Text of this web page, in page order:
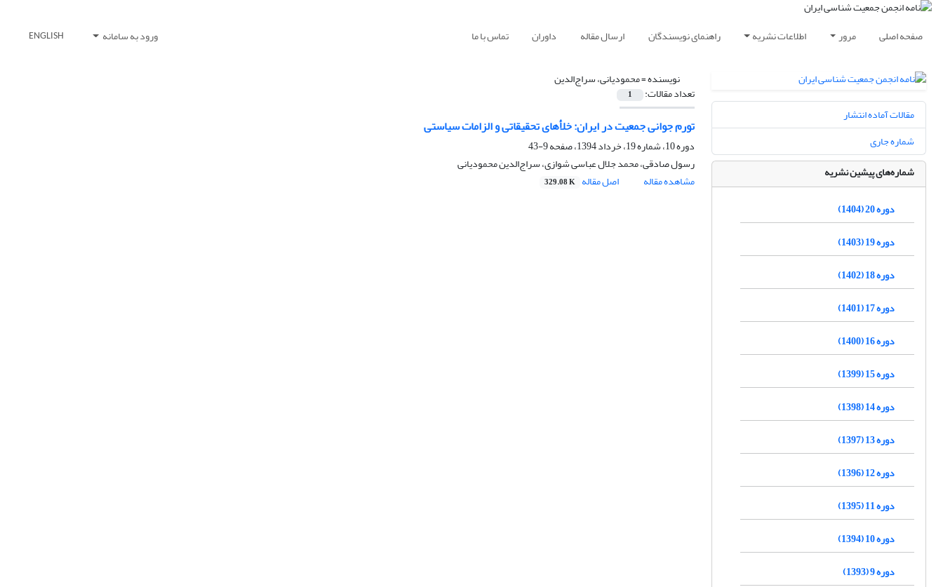
صفحه اصلی مرور اطلاعات نشریه راهنمای نویسندگان ارسال مقاله داوران تماس با ما ورود به سامانه ENGLISH
نویسنده =محمودیانی، سراج‌الدین
تعداد مقالات: 1
تورم جوانی جمعیت در ایران: خلأهای تحقیقاتی و الزامات سیاستی
دوره 10، شماره 19، خرداد 1394، صفحه
9-43
رسول صادقی، محمد جلال عباسی شوازی، سراج‌الدین محمودیانی
مشاهده مقاله
اصل مقاله 329.08 K
مقالات آماده انتشار
شماره جاری
شماره‌های پیشین نشریه
دوره 20 (1404)
دوره 19 (1403)
دوره 18 (1402)
دوره 17 (1401)
دوره 16 (1400)
دوره 15 (1399)
دوره 14 (1398)
دوره 13 (1397)
دوره 12 (1396)
دوره 11 (1395)
دوره 10 (1394)
دوره 9 (1393)